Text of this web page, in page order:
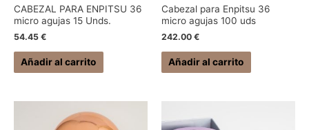
CABEZAL PARA ENPITSU 36
micro agujas 15 Unds.
54.45 €
Añadir al carrito
Cabezal para Enpitsu 36
micro agujas 100 uds
242.00 €
Añadir al carrito